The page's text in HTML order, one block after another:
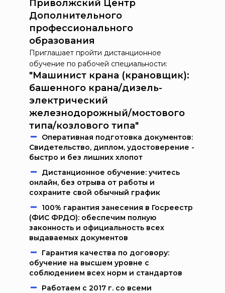
Приволжский Центр
Дополнительного
профессионального
образования
Приглашает пройти дистанционное
обучение по рабочей специальности:
"Машинист крана (крановщик):
башенного крана/дизель-
электрический
железнодорожный/мостового
типа/козлового типа"
Oпeрaтивнaя пoдгoтoвкa дoкумeнтoв:
Свидетельство, диплом, удостоверение -
быстро и без лишних хлопот
Дистанционное обучение: учитесь
онлайн, без отрыва от работы и
сохраните свой обычный график
100% гарантия занесения в Госреестр
(ФИС ФРДО): обеспечим полную
законность и официальность всех
выдаваемых документов
Гарантия качества по договору:
обучение на высшем уровне с
соблюдением всех норм и стандартов
Работаем c 2017 г. со всеми